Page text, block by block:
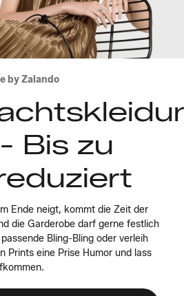
by Zalando
Bis zu
Ende neigt, kommt die Zeit der
die Garderobe darf gerne festlich
Bling-Bling oder verleih
Prints eine Prise Humor und lass